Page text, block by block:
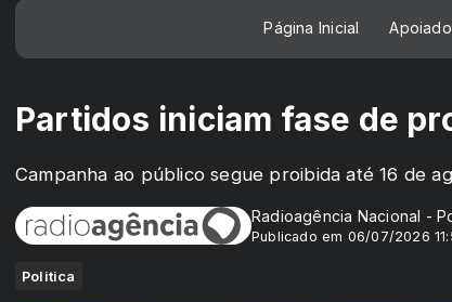
Página Inicial
Partidos iniciam fase de
Campanha ao público segue proibida até 16 de
Radioagência Nacional -
Publicado em 06/07/2026
Politica